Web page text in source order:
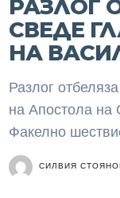
РАЗЛОГ
СВЕДЕ
НА
Разлог
на Апостола на
Факелно
СИЛВИЯ